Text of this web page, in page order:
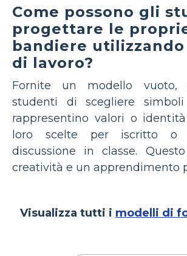
Come possono gli
progettare le
bandiere
di lavoro?
Fornite un modello vuoto,
studenti di scegliere
rappresentino valori o
loro scelte per iscritto o
discussione in classe.
creatività e un apprendimento
Visualizza tutti i modelli di